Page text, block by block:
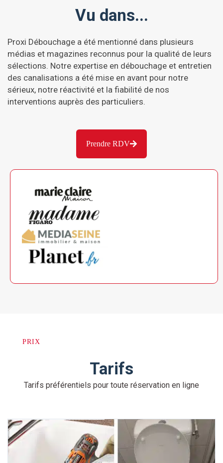
Vu dans...
Proxi Débouchage a été mentionné dans plusieurs
médias et magazines reconnus pour la qualité de leurs
sélections. Notre expertise en débouchage et entretien
des canalisations a été mise en avant pour notre
sérieux, notre réactivité et la fiabilité de nos
interventions auprès des particuliers.
Prendre RDV
PRIX
Tarifs
Tarifs préférentiels pour toute réservation en ligne